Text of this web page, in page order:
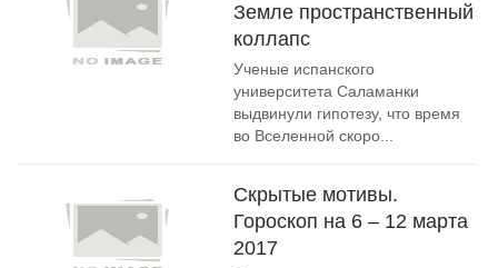
Земле пространственный
коллапс
Ученые испанского
университета Саламанки
выдвинули гипотезу, что время
во Вселенной скоро...
Скрытые мотивы.
Гороскоп на 6 – 12 марта
2017